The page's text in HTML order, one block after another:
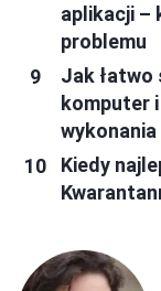
aplikacji –
problemu
Jak łatwo
komputer
wykonania
Kiedy